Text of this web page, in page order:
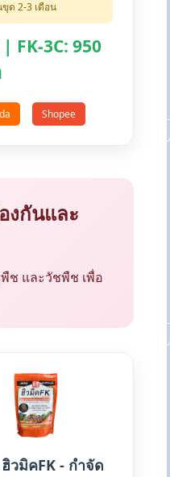
ขุด 2-3 เดือน
FK-3C: 950
Shopee
งกันและ
ช และวัชพืช เพื่อ
วมิคFK - กำจัด